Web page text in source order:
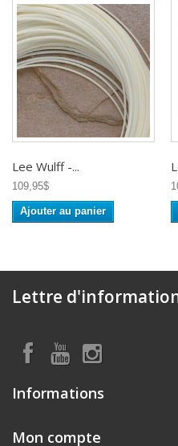
Lee Wulff -...
109,95$
Ajouter au panier
Lettre
Informations
Mon compte